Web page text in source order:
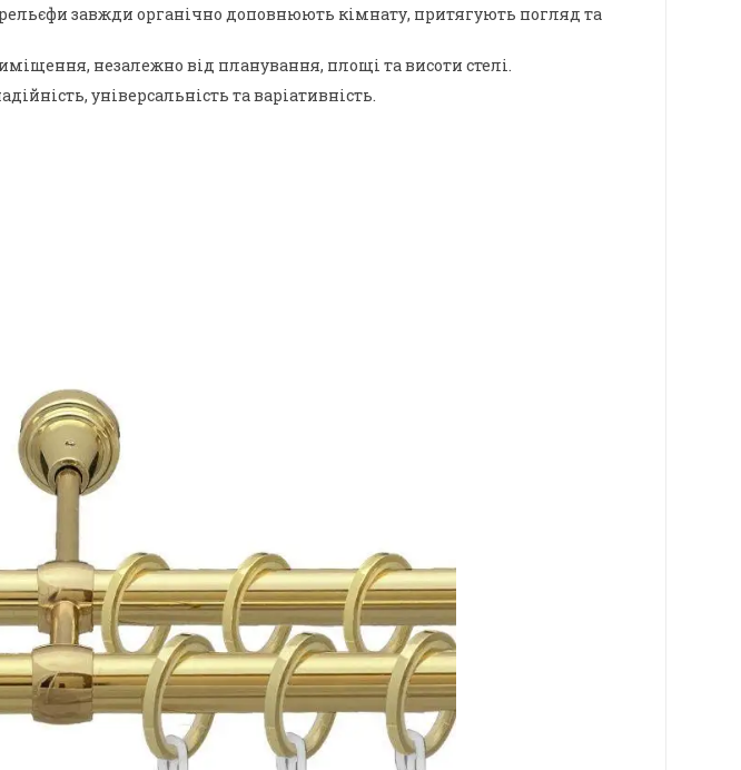
рельєфи завжди органічно доповнюють кімнату, притягують погляд та
незалежно від планування, площі та висоти стелі.
універсальність та варіативність.